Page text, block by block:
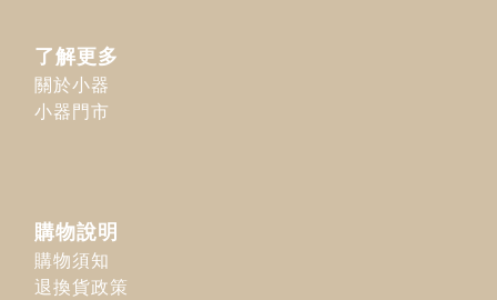
了解更多
關於小器
小器門市
購物說明
購物須知
退換貨政策